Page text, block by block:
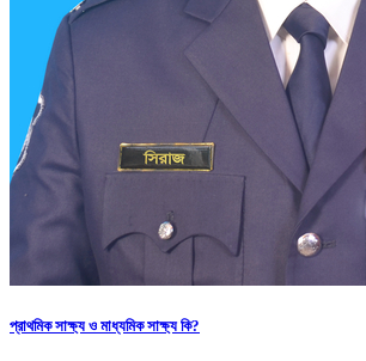
প্রাথমিক সাক্ষ্য ও মাধ্যমিক সাক্ষ্য কি?